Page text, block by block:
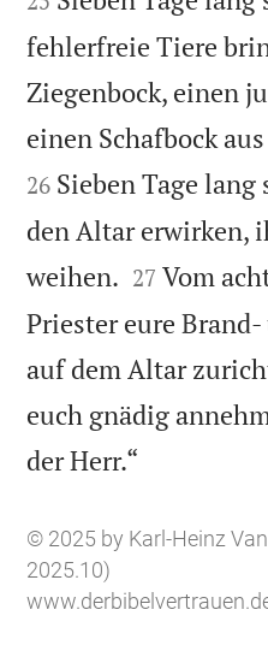
fehlerfreie Tiere
Ziegenbock, einen
einen Schafbock
26 Sieben Tage
den Altar erwirken,
weihen. 

27 Vom
Priester eure
auf dem Altar
euch gnädig
der Herr.“
© 2025 by Karl-Heinz
2025.10)